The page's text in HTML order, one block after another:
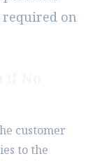
on
customer
to the